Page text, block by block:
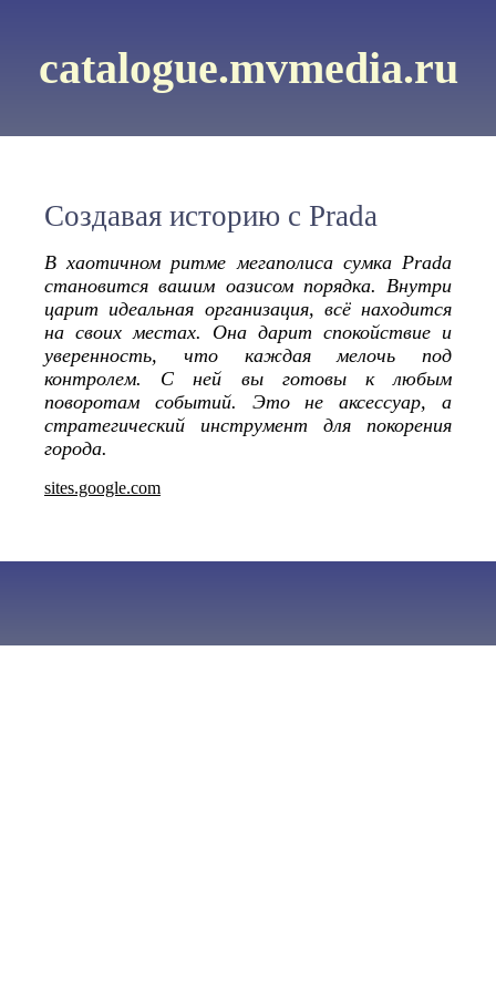
catalogue.mvmedia.ru
Создавая историю с Prada
В хаотичном ритме мегаполиса сумка Prada
становится вашим оазисом порядка. Внутри
царит идеальная организация, всё находится
на своих местах. Она дарит спокойствие и
уверенность, что каждая мелочь под
контролем. С ней вы готовы к любым
поворотам событий. Это не аксессуар, а
стратегический инструмент для покорения
города.
sites.google.com